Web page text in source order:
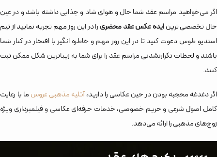
اگر می‌خواهید مراسم عقد شما حال و هوای شاد و جذابی داشته باشد و در عین
حال تخصصی ترینایده عکس عقد محضری را در این روز مهم تجربه نمایید از تیم
استدیو طوس دعوت کنید تا در این روز مهم و خاطره انگیز با افتخار در کنار شما
باشند و لحظات تکرارنشدنی مراسم عقد را برای شما به زیباترین شکل ممکن ثبت
کنند.
اگر دغدغه محجبه بودن در حین عکاسی را دارید،آتلیه مذهبی عروس ما با رعایت
کامل اصول شرعی و حریم خصوصی، خدمات حرفه‌ای عکاسی و فیلمبرداری ویژه
زوج‌های مذهبی را ارائه می‌دهد.